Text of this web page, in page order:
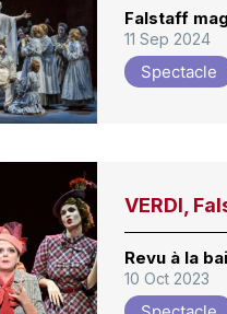
Falstaff
11 Sep 2024
Spectacle
VERDI,
Revu à la
10 Oct 2023